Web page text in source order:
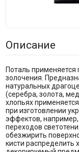
Описание
Поталь применяется
золочения.
натуральных
(серебра, золота,
хлопьях
при изготовлении
эффектов,
переходов
обезжирить
кисти распределить